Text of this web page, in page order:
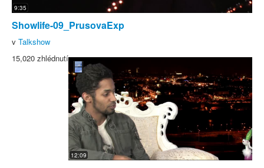
9:35
Showlife-09_PrusovaExp
v Talkshow
15,020 zhlédnutí
12:09